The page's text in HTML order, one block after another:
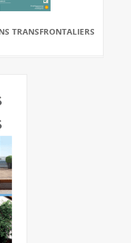
TRANSFRONTALIERS